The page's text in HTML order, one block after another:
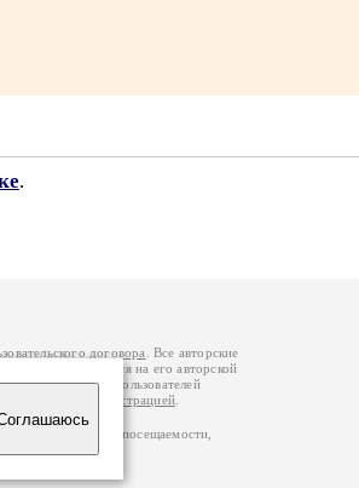
.
договора
. Все авторские
можете обратиться на его авторской
. Данные пользователей
связаться с администрацией
данным счетчика посещаемости,